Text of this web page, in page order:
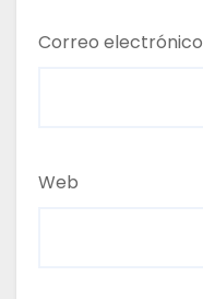
Correo electrónico
Web